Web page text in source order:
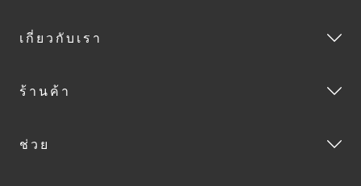
เกี่ยวกับเรา
ร้านค้า
ช่วย